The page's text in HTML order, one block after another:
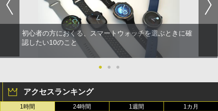
初心者の方におくる、スマートウォッチを選ぶときに確
認したい10のこと
● ● ●
アクセスランキング
1時間 24時間 1週間 1カ月